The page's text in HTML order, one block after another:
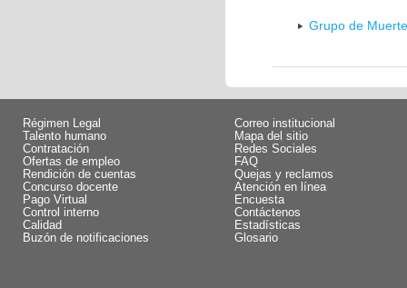
Grupo de
Régimen Legal
Talento humano
Contratación
Ofertas de empleo
Rendición de cuentas
Concurso docente
Pago Virtual
Control interno
Calidad
Buzón de notificaciones
Correo institucional
Mapa del sitio
Redes Sociales
FAQ
Quejas y reclamos
Atención en línea
Encuesta
Contáctenos
Estadísticas
Glosario